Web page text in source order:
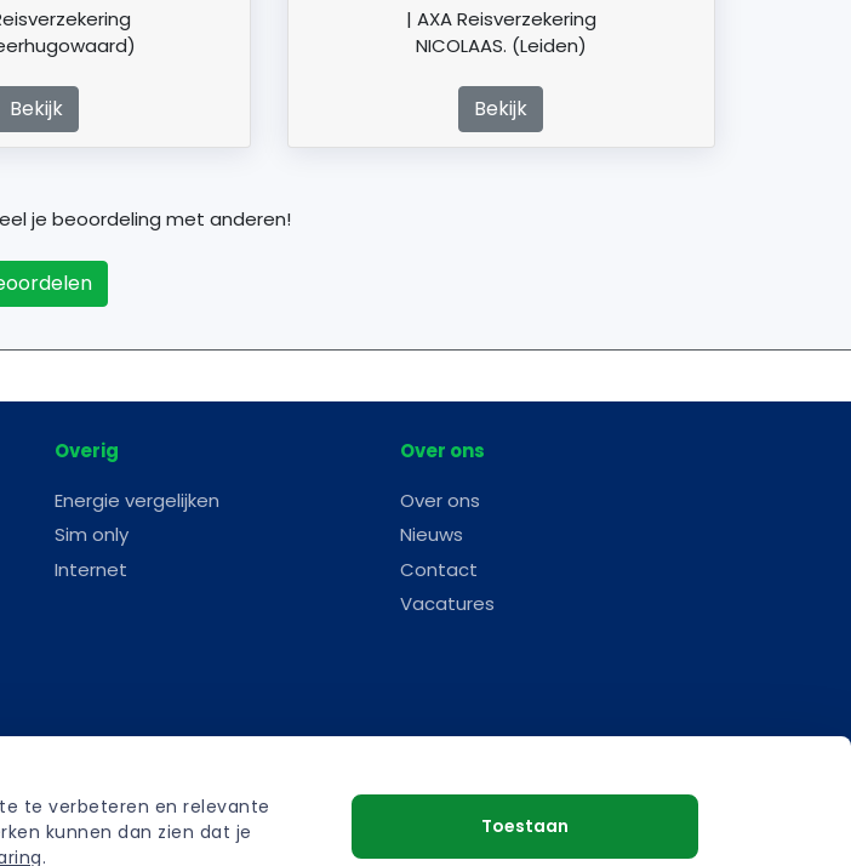
te verbeteren en relevante
kunnen dan zien dat je
.
Toestaan
Bekijk
| AXA Reisverzekering
NICOLAAS. (Leiden)
Bekijk
je beoordeling met anderen!
Overig
Energie vergelijken
Sim only
Internet
Over ons
Over ons
Nieuws
Contact
Vacatures